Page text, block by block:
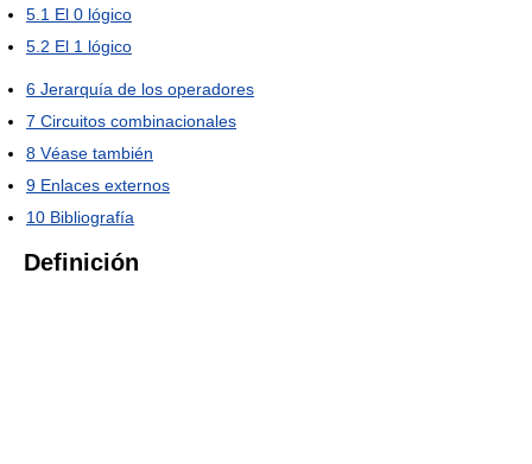
5.1 El 0 lógico
5.2 El 1 lógico
6 Jerarquía de los operadores
7 Circuitos combinacionales
8 Véase también
9 Enlaces externos
10 Bibliografía
Definición